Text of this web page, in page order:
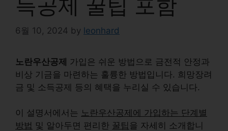
득공제 꿀팁 포함
6월 10, 2024 by leonhard
노란우산공제 가입은 쉬운 방법으로 금전적 안정과
비상 기금을 마련하는 훌륭한 방법입니다. 희망장려
금 및 소득공제 등의 혜택을 누리실 수 있습니다.
이 설명서에서는 노란우산공제에 가입하는 단계별
방법 및 알아두면 편리한 꿀팁 을 자세히 소개합니